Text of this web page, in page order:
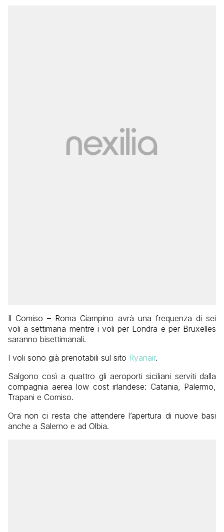
Il Comiso – Roma Ciampino avrà una frequenza di sei
voli a settimana mentre i voli per Londra e per Bruxelles
saranno bisettimanali.
I voli sono già prenotabili sul sito Ryanair.
Salgono così a quattro gli aeroporti siciliani serviti dalla
compagnia aerea low cost irlandese: Catania, Palermo,
Trapani e Comiso.
Ora non ci resta che attendere l’apertura di nuove basi
anche a Salerno e ad Olbia.